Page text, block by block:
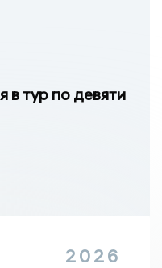
в тур по девяти
2026